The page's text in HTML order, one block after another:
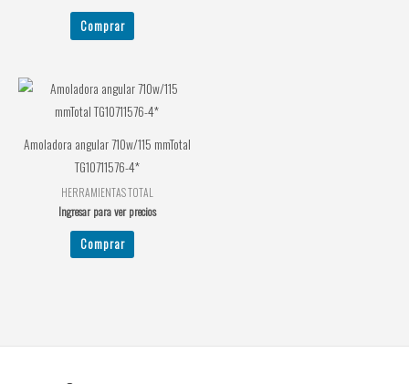
Comprar
Amoladora angular 710w/115 mmTotal
TG10711576-4*
HERRAMIENTAS TOTAL
Ingresar para ver precios
Comprar